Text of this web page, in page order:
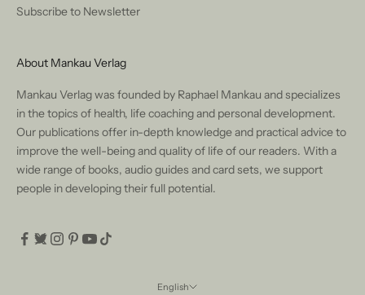
Subscribe to Newsletter
About Mankau Verlag
Mankau Verlag was founded by Raphael Mankau and specializes
in the topics of health, life coaching and personal development.
Our publications offer in-depth knowledge and practical advice to
improve the well-being and quality of life of our readers. With a
wide range of books, audio guides and card sets, we support
people in developing their full potential.
English